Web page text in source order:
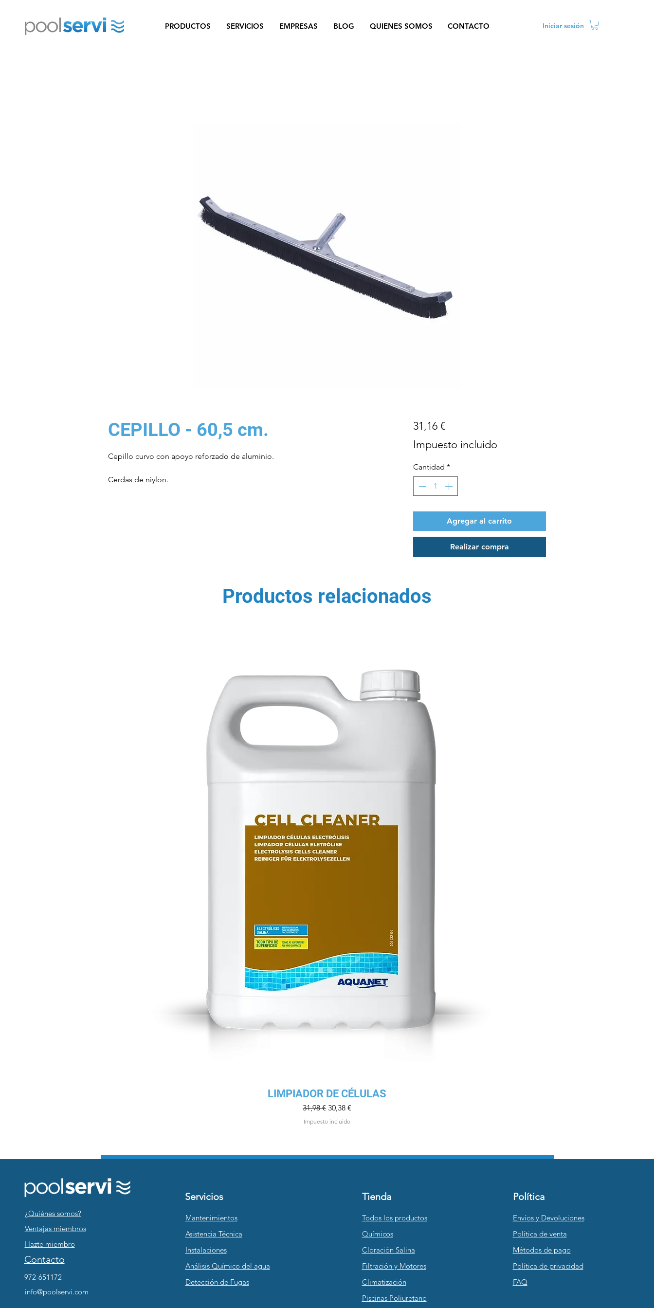
PRODUCTOS SERVICIOS EMPRESAS BLOG QUIENES SOMOS CONTACTO Iniciar sesión
CEPILLO - 60,5 cm.
Cepillo curvo con apoyo reforzado de aluminio.
Cerdas de niylon.
31,16 €Precio
Impuesto incluido
Cantidad *
Agregar al carrito
Realizar compra
Productos relacionados
Vista rápida
LIMPIADOR DE CÉLULAS
Precio
31,98 € Precio de oferta
30,38 €
Impuesto incluido
¿Quiénes somos?
Ventajas miembros
Hazte miembro
Contacto
972-651172
info@poolservi.com
Servicios
Mantenimientos
Asistencia Técnica
Instalaciones
Análisis Químico del agua
Detección de Fugas
Tienda
Todos los productos
Químicos
Cloración Salina
Filtración y Motores
Climatización
Piscinas Poliuretano
Política
Envíos y Devoluciones
Política de venta
Métodos de pago
Política de privacidad
FAQ